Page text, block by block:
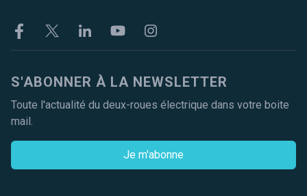
FacebookTwitter LinkekinYoutubeInstagram
S'ABONNER À LA NEWSLETTER
Toute l'actualité du deux-roues électrique dans votre boite
mail.
Je m'abonne